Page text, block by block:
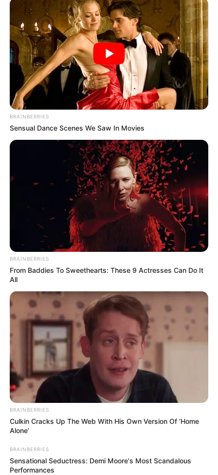
BRAINBERRIES
Sensual Dance Scenes We Saw In Movies
BRAINBERRIES
From Baddies To Sweethearts: These 9 Actresses Can Do It
All
BRAINBERRIES
Culkin Cracks Up The Web With His Own Version Of ‘Home
Alone’
BRAINBERRIES
Sensational Seductress: Demi Moore's Most Scandalous
Performances